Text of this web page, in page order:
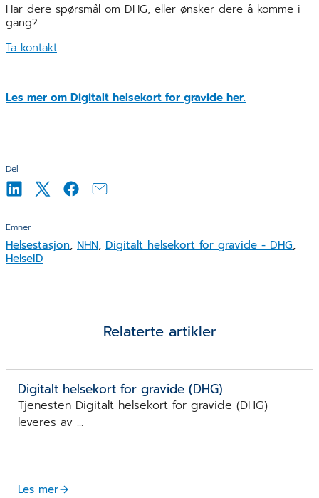
Del
Emner
Helsestasjon, NHN, Digitalt helsekort for gravide - DHG,
HelseID
Har dere spørsmål om DHG, eller ønsker dere å komme i
gang?
Ta kontakt
Les mer om Digitalt helsekort for gravide her.
Relaterte artikler
Digitalt helsekort for gravide (DHG)
Tjenesten Digitalt helsekort for gravide (DHG)
leveres av ...
Les mer